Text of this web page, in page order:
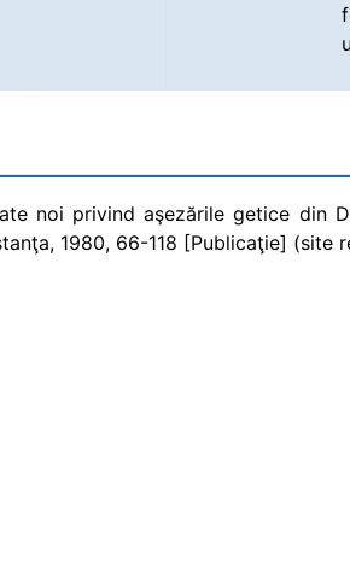
noi privind aşezările getice din
1980, 66-118 [Publicaţie] (site